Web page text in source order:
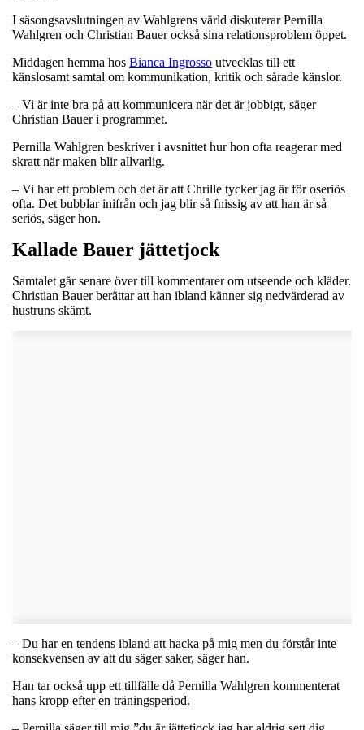
I säsongsavslutningen av Wahlgrens värld diskuterar Pernilla
Wahlgren och Christian Bauer också sina relationsproblem öppet.
Middagen hemma hos Bianca Ingrosso utvecklas till ett
känslosamt samtal om kommunikation, kritik och sårade känslor.
– Vi är inte bra på att kommunicera när det är jobbigt, säger
Christian Bauer i programmet.
Pernilla Wahlgren beskriver i avsnittet hur hon ofta reagerar med
skratt när maken blir allvarlig.
– Vi har ett problem och det är att Chrille tycker jag är för oseriös
ofta. Det bubblar inifrån och jag blir så fnissig av att han är så
seriös, säger hon.
Kallade Bauer jättetjock
Samtalet går senare över till kommentarer om utseende och kläder.
Christian Bauer berättar att han ibland känner sig nedvärderad av
hustruns skämt.
– Du har en tendens ibland att hacka på mig men du förstår inte
konsekvensen av att du säger saker, säger han.
Han tar också upp ett tillfälle då Pernilla Wahlgren kommenterat
hans kropp efter en träningsperiod.